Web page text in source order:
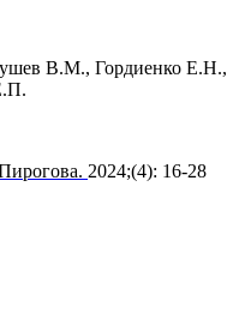
В.М., Гордиенко Е.Н.,
2024;(4): 16‑28